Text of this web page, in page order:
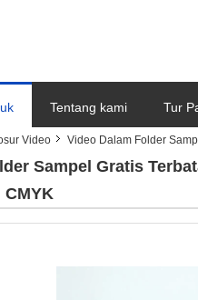
Tentang kami Tur
Video Video Dalam Folder
Sampel Gratis
CMYK